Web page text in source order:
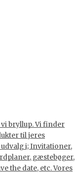
bryllup. Vi finder
til jeres
i; Invitationer,
gæstebøger,
the date, etc. Vores